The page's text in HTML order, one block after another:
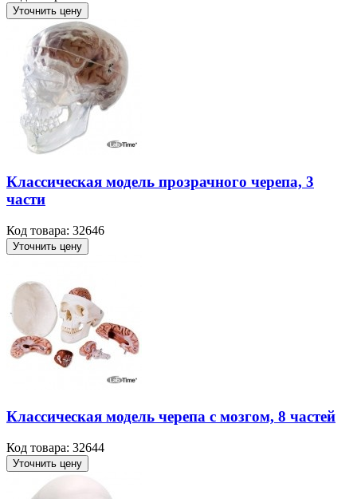
Уточнить цену
Классическая модель прозрачного черепа, 3
части
Код товара: 32646
Уточнить цену
Классическая модель черепа с мозгом, 8 частей
Код товара: 32644
Уточнить цену